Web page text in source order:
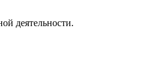
деятельности.